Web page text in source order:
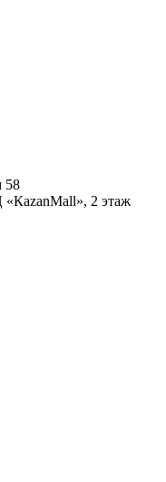
58
«КazanMall», 2 этаж